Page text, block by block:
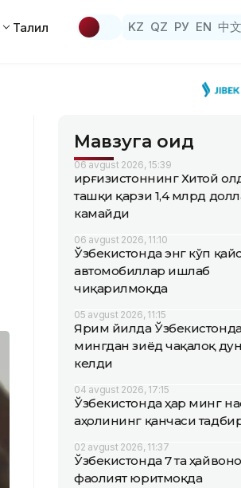
Таҳлил KZ QZ РУ EN 中文
Мавзуга оид
06 avgust 2026, 15:39
Қирғизистоннинг Хитой
ташқи қарзи 1,4 млрд
камайди
06 avgust 2026, 11:10
Ўзбекистонда энг кўп
автомобиллар ишлаб
чиқарилмоқда
05 avgust 2026, 11:15
Ярим йилда
мингдан зиёд чақалоқ
келди
04 avgust 2026, 17:15
Ўзбекистонда ҳар минг
аҳолининг қанчаси
02 avgust 2026, 11:37
Ўзбекистонда 7 та
фаолият юритмоқда